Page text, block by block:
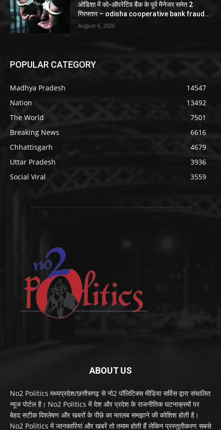
ओडिशा में को-ऑपरेटिव बैंक के पूर्व मैनेजर समेत 2
गिरफ्तार – odisha cooperative bank fraud...
August 6, 2026
POPULAR CATEGORY
Madhya Pradesh
14547
Nation
13492
The World
7501
Breaking News
6616
Chhattisgarh
4679
Uttar Pradesh
3936
Social Viral
3559
ABOUT US
No2 Politics मध्यप्रदेश/छत्तीसगढ़ से नो2 पॉलिटिक्स मीडिया सर्विस द्वारा संचालित
न्यूज पोर्टल है। No2 Politics में देश और प्रदेश के राजनीतिक घटनाक्रमों पर
बेहद सटीक विश्लेषण और खबरों के पीछे का मतलब समझाने की कोशिश होती है।
No2 Politics में जानकारियां और खबरें तो तमाम होती हैं लेकिन प्रस्तुतीकरण सबसे